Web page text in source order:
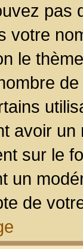
pas
votre
le
avoir
sur le
un
de